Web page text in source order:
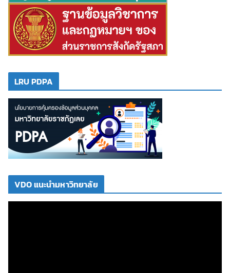
LRU PDPA
VDO แนะนำมหาวิทยาลัย